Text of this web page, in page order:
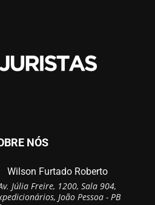
NÓS
Wilson Furtado Roberto
Júlia Freire, 1200, Sala 904,
João Pessoa - PB